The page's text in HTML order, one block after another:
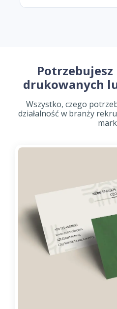
drukowanych
Wszystko, czego
działalność w branży